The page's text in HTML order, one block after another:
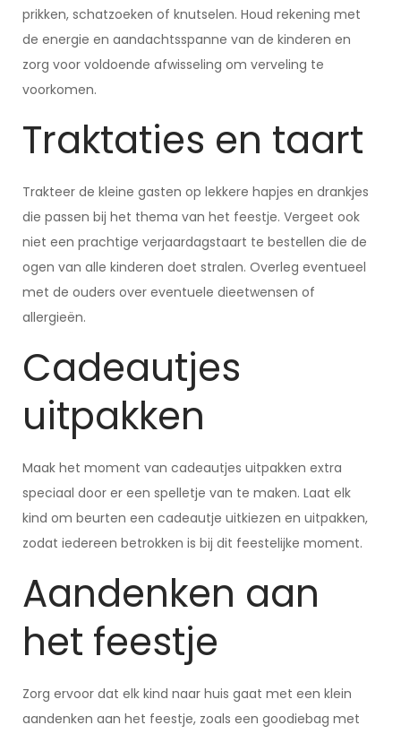
prikken, schatzoeken of knutselen. Houd rekening met
de energie en aandachtsspanne van de kinderen en
zorg voor voldoende afwisseling om verveling te
voorkomen.
Traktaties en taart
Trakteer de kleine gasten op lekkere hapjes en drankjes
die passen bij het thema van het feestje. Vergeet ook
niet een prachtige verjaardagstaart te bestellen die de
ogen van alle kinderen doet stralen. Overleg eventueel
met de ouders over eventuele dieetwensen of
allergieën.
Cadeautjes
uitpakken
Maak het moment van cadeautjes uitpakken extra
speciaal door er een spelletje van te maken. Laat elk
kind om beurten een cadeautje uitkiezen en uitpakken,
zodat iedereen betrokken is bij dit feestelijke moment.
Aandenken aan
het feestje
Zorg ervoor dat elk kind naar huis gaat met een klein
aandenken aan het feestje, zoals een goodiebag met